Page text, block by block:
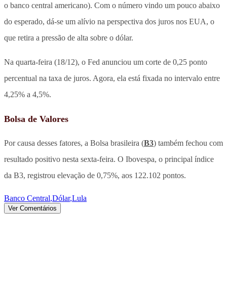
o banco central americano). Com o número vindo um pouco abaixo
do esperado, dá-se um alívio na perspectiva dos juros nos EUA, o
que retira a pressão de alta sobre o dólar.
Na quarta-feira (18/12), o Fed anunciou um corte de 0,25 ponto
percentual na taxa de juros. Agora, ela está fixada no intervalo entre
4,25% a 4,5%.
Bolsa de Valores
Por causa desses fatores, a Bolsa brasileira (B3) também fechou com
resultado positivo nesta sexta-feira. O Ibovespa, o principal índice
da B3, registrou elevação de 0,75%, aos 122.102 pontos.
Banco Central,Dólar,Lula
Ver Comentários